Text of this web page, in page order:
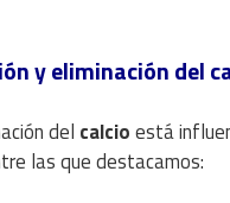
y eliminación del
del calcioestá
las que destacamos: